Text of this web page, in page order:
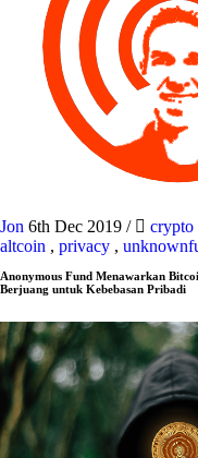
Jon 6th Dec 2019 / crypto
altcoin , privacy ,
Anonymous Fund Menawarkan
Berjuang untuk Kebebasan Pribadi